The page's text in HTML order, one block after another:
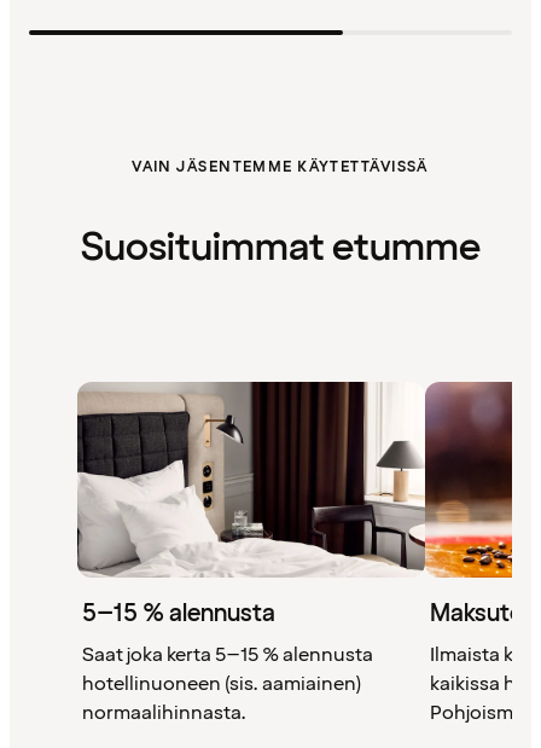
VAIN JÄSENTEMME KÄYTETTÄVISSÄ
Suosituimmat etumme
5–15 % alennusta
Saat joka kerta 5–15 % alennusta
hotellinuoneen (sis. aamiainen)
normaalihinnasta.
Ilmaista
kaikissa